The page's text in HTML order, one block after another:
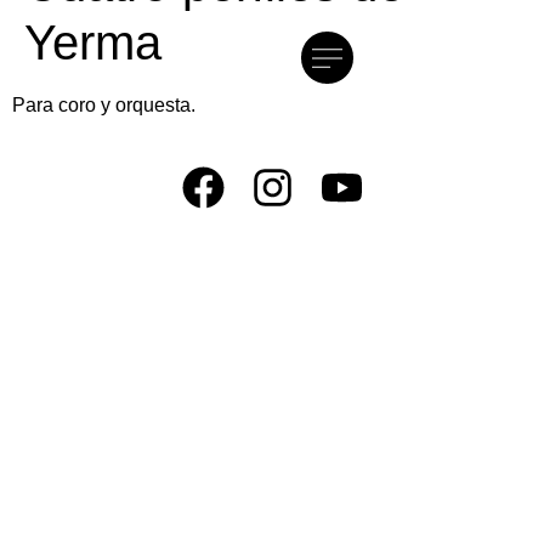
Yerma
Para coro y orquesta.